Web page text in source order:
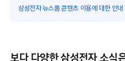
삼성전자 뉴스룸 콘텐츠 이용에 대한 안내
보다 다양한 삼성전자 소식